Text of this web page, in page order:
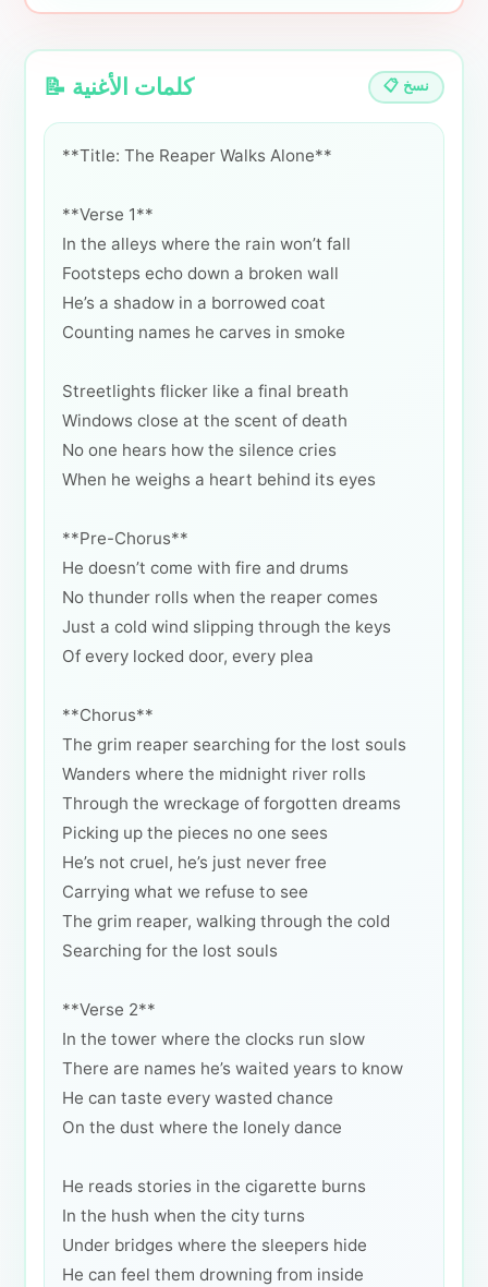
📝 كلمات الأغنية 📋 نسخ
**Title: The Reaper Walks Alone**
**Verse 1**
In the alleys where the rain won’t fall
Footsteps echo down a broken wall
He’s a shadow in a borrowed coat
Counting names he carves in smoke
Streetlights flicker like a final breath
Windows close at the scent of death
No one hears how the silence cries
When he weighs a heart behind its eyes
**Pre-Chorus**
He doesn’t come with fire and drums
No thunder rolls when the reaper comes
Just a cold wind slipping through the keys
Of every locked door, every plea
**Chorus**
The grim reaper searching for the lost souls
Wanders where the midnight river rolls
Through the wreckage of forgotten dreams
Picking up the pieces no one sees
He’s not cruel, he’s just never free
Carrying what we refuse to see
The grim reaper, walking through the cold
Searching for the lost souls
**Verse 2**
In the tower where the clocks run slow
There are names he’s waited years to know
He can taste every wasted chance
On the dust where the lonely dance
He reads stories in the cigarette burns
In the hush when the city turns
Under bridges where the sleepers hide
He can feel them drowning from inside